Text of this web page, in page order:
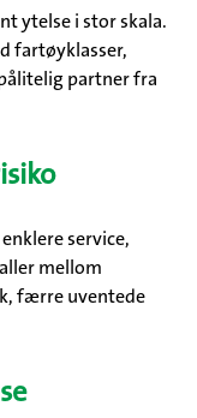
ytelse i stor skala.
fartøyklasser,
partner fra
service,
mellom
færre uventede